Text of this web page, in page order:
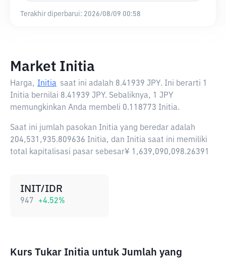
Terakhir diperbarui: 2026/08/09 00:58
Market Initia
Harga, Initia saat ini adalah 8.41939 JPY. Ini berarti 1
Initia bernilai 8.41939 JPY. Sebaliknya, 1 JPY
memungkinkan Anda membeli 0.118773 Initia.
Saat ini jumlah pasokan Initia yang beredar adalah
204,531,935.809636 Initia, dan Initia saat ini memiliki
total kapitalisasi pasar sebesar¥ 1,639,090,098.26391
INIT/IDR
947 +4.52%
Kurs Tukar Initia untuk Jumlah yang